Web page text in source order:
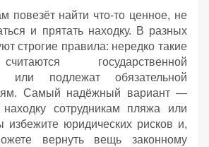
повезёт найти что‑то ценное, не
и прятать находку. В разных
строгие правила: нередко такие
государственной
или подлежат обязательной
Самый надёжный вариант —
находку сотрудникам пляжа или
избежите юридических рисков и,
вернуть вещь законному